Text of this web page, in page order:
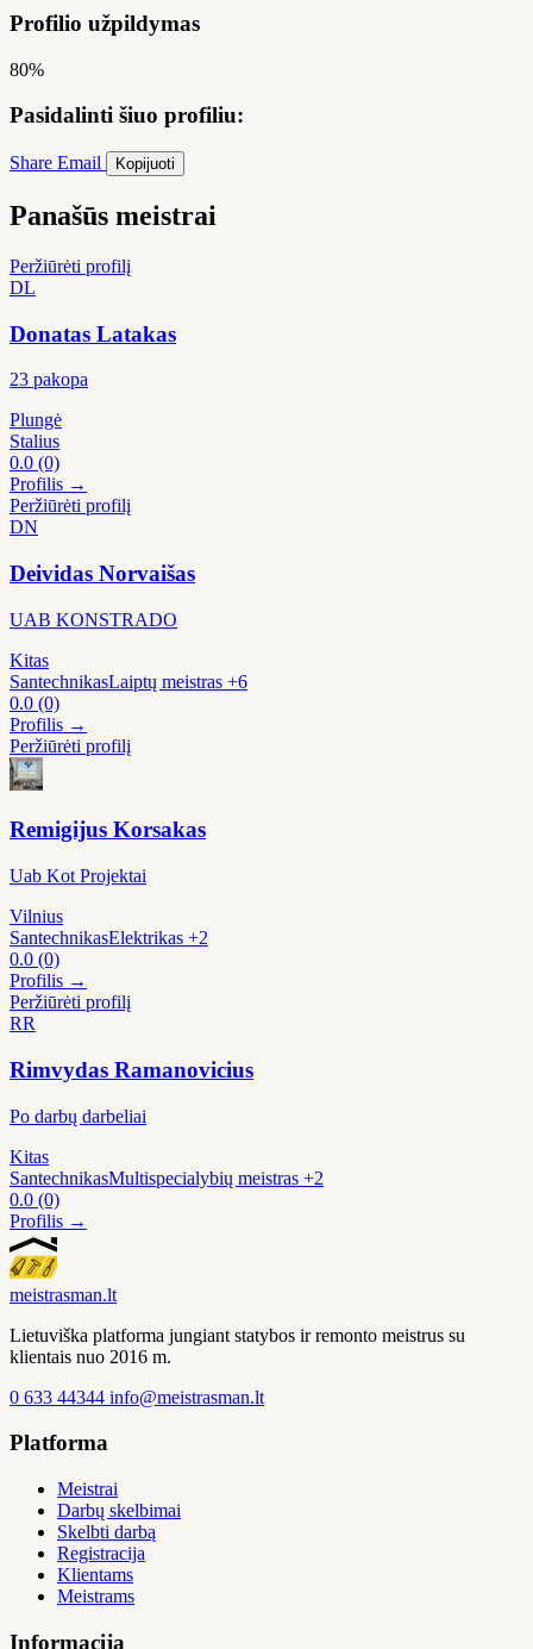
Profilio užpildymas
80%
Pasidalinti šiuo profiliu:
Share Email Kopijuoti
Panašūs meistrai
Peržiūrėti profilį
DL
Donatas Latakas
23 pakopa
Plungė
Stalius
0.0 (0)
Profilis →
Peržiūrėti profilį
DN
Deividas Norvaišas
UAB KONSTRADO
Kitas
SantechnikasLaiptų meistras +6
0.0 (0)
Profilis →
Peržiūrėti profilį
Remigijus Korsakas
Uab Kot Projektai
Vilnius
SantechnikasElektrikas +2
0.0 (0)
Profilis →
Peržiūrėti profilį
RR
Rimvydas Ramanovicius
Po darbų darbeliai
Kitas
SantechnikasMultispecialybių meistras +2
0.0 (0)
Profilis →
meistrasman.lt
Lietuviška platforma jungiant statybos ir remonto meistrus su
klientais nuo 2016 m.
0 633 44344 info@meistrasman.lt
Platforma
Meistrai
Darbų skelbimai
Skelbti darbą
Registracija
Klientams
Meistrams
Informacija